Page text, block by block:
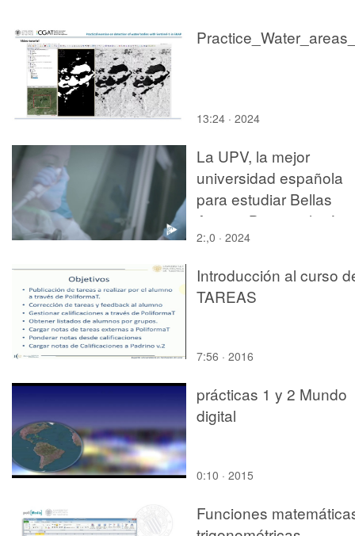
13:24 · 2024
La UPV, la mejor
universidad española
para estudiar Bellas
Artes y Biotecnología
2:,0 · 2024
Introducción al curso
TAREAS
7:56 · 2016
prácticas 1 y 2 Mundo
digital
0:10 · 2015
Funciones